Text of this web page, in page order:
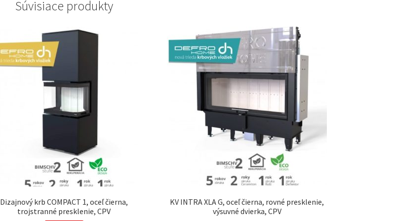
Súvisiace produkty
Dizajnový krb COMPACT 1, oceľ čierna,
trojstranné presklenie, CPV
KV INTRA XLA G, oceľ čierna, rovné presklenie,
výsuvné dvierka, CPV